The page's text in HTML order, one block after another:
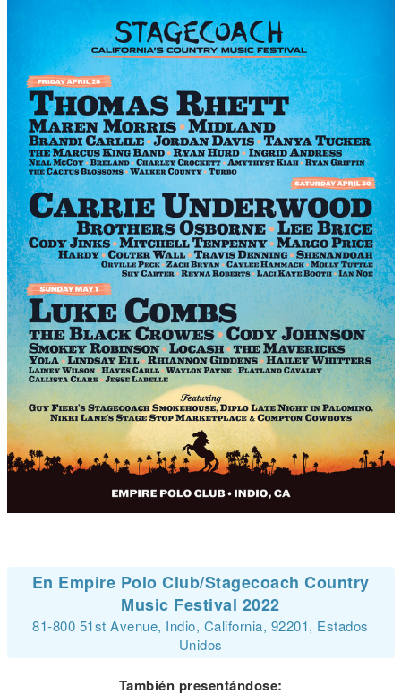
En Empire Polo Club/Stagecoach Country
Music Festival 2022
81-800 51st Avenue, Indio, California, 92201, Estados
Unidos
También presentándose: